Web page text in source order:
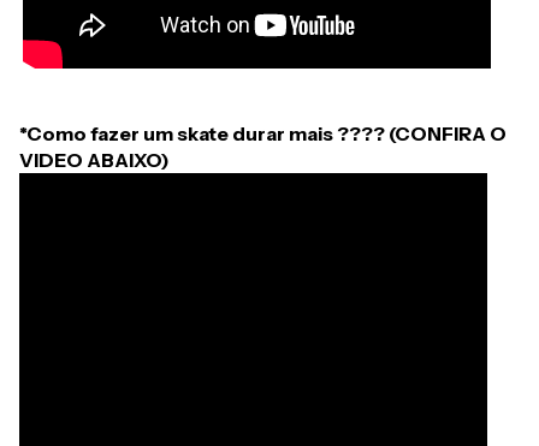
*Como fazer um skate durar mais ???? (CONFIRA O
VIDEO ABAIXO)